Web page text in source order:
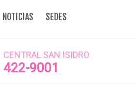
NOTICIAS SEDES
CENTRAL SAN ISIDRO
422-9001